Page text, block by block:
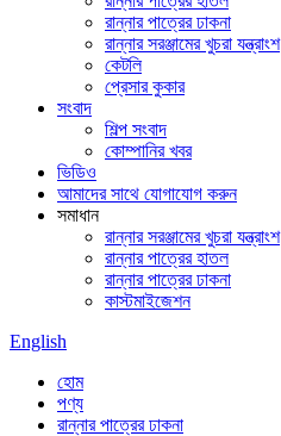
রান্নার পাত্রের ঢাকনা
রান্নার সরঞ্জামের খুচরা যন্ত্রাংশ
কেটলি
প্রেসার কুকার
সংবাদ
শিল্প সংবাদ
কোম্পানির খবর
ভিডিও
আমাদের সাথে যোগাযোগ করুন
সমাধান
রান্নার সরঞ্জামের খুচরা যন্ত্রাংশ
রান্নার পাত্রের হাতল
রান্নার পাত্রের ঢাকনা
কাস্টমাইজেশন
English
হোম
পণ্য
রান্নার পাত্রের ঢাকনা